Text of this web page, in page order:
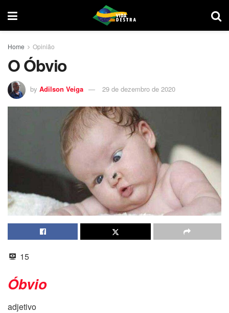
Home Opinião
O Óbvio
by Adilson Veiga 29 de dezembro de 2020
15
Óbvio
adjetivo